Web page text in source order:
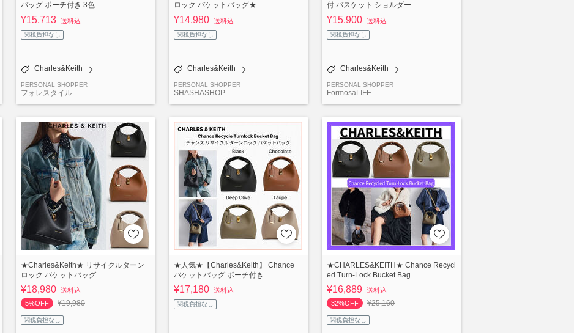
バッグ ポーチ付き 3色
¥15,713 送料込
関税負担なし
Charles&Keith
PERSONAL SHOPPER
フォレスタイル
ロック バケットバッグ★
¥14,980 送料込
関税負担なし
Charles&Keith
PERSONAL SHOPPER
SHASHASHOP
付 バスケット ショルダー
¥15,900 送料込
関税負担なし
Charles&Keith
PERSONAL SHOPPER
FormosaLIFE
★Charles&Keith★ リサイクルターン
ロック バケットバッグ
¥18,980 送料込
5%OFF
¥19,980
関税負担なし
★人気★【Charles&Keith】 Chance
バケットバッグ ポーチ付き
¥17,180 送料込
関税負担なし
★CHARLES&KEITH★ Chance Recycl
ed Turn-Lock Bucket Bag
¥16,889 送料込
32%OFF
¥25,160
関税負担なし